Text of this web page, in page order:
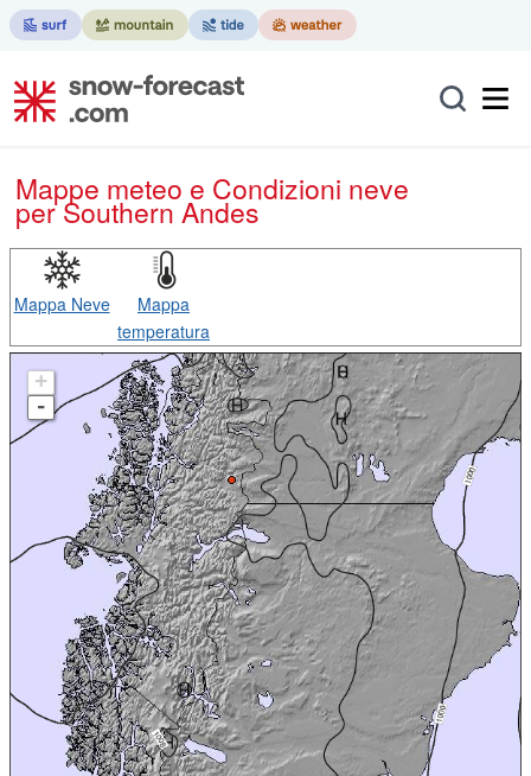
Mappe meteo e Condizioni neve
per Southern Andes
Mappa Neve
Mappa
temperatura
+
-